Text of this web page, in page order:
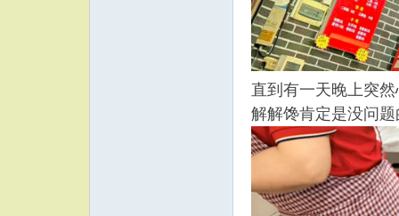
直到有一天晚上突
解解馋肯定是没问